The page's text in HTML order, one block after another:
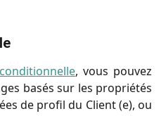
, vous pouvez
basés sur les propriétés
de profil du Client (e), ou